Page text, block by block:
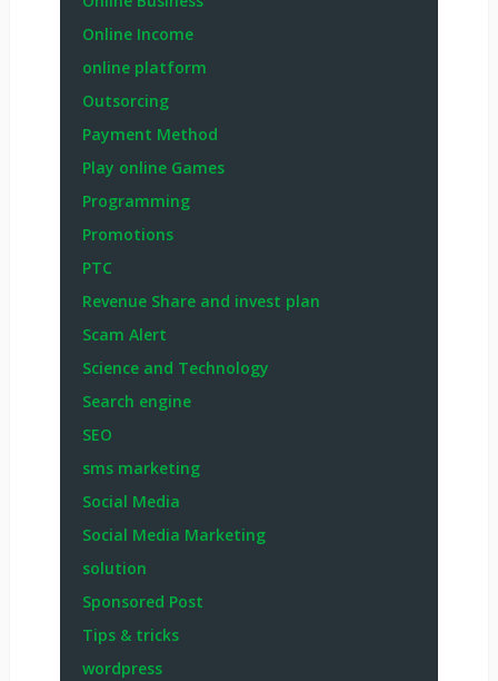
Online Income
online platform
Outsorcing
Payment Method
Play online Games
Programming
Promotions
PTC
Revenue Share and invest plan
Scam Alert
Science and Technology
Search engine
SEO
sms marketing
Social Media
Social Media Marketing
solution
Sponsored Post
Tips & tricks
wordpress